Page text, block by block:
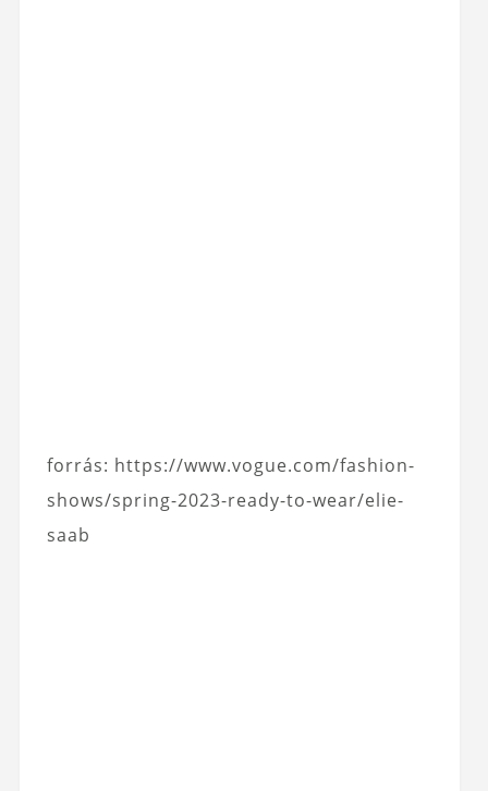
forrás: https://www.vogue.com/fashion-
shows/spring-2023-ready-to-wear/elie-
saab